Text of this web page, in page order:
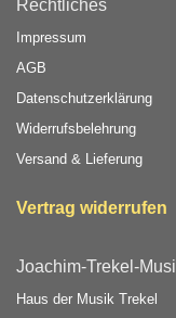
Rechtliches
Impressum
AGB
Datenschutzerklärung
Widerrufsbelehrung
Versand & Lieferung
Vertrag widerrufen
Joachim-Trekel-
Haus der Musik Trekel